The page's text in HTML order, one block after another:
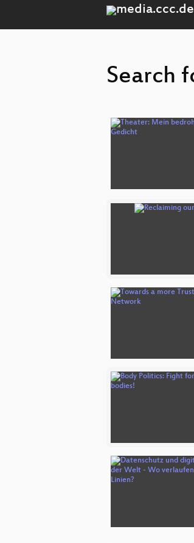
Search